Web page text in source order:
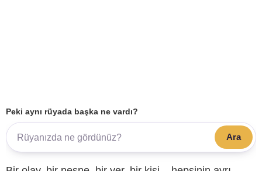
Peki aynı rüyada başka ne vardı?
Ara